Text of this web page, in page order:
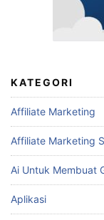
KATEGORI
Affiliate Marketing
Affiliate Marketing
Ai Untuk Membuat
Aplikasi